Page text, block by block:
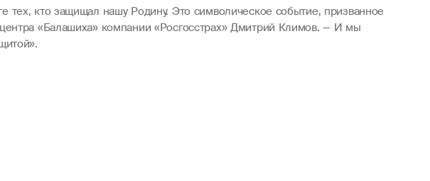
тех, кто защищал нашу Родину. Это символическое событие, призванное
«Балашиха» компании «Росгосстрах» Дмитрий Климов. — И мы